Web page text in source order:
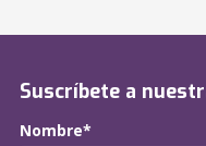
Suscríbete a
Nombre*